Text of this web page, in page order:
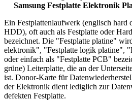
Samsung Festplatte Elektronik
Ein Festplattenlaufwerk (englisch hard
HDD), oft auch als Festplatte oder
bezeichnet. Die "Festplatte platine"
elektronik", "Festplatte logik platine",
oder einfach als "Festplatte PCB"
grüne) Leiterplatte, die an der
ist. Donor-Karte für
der Elektronik dient lediglich zur
defekten Festplatte.